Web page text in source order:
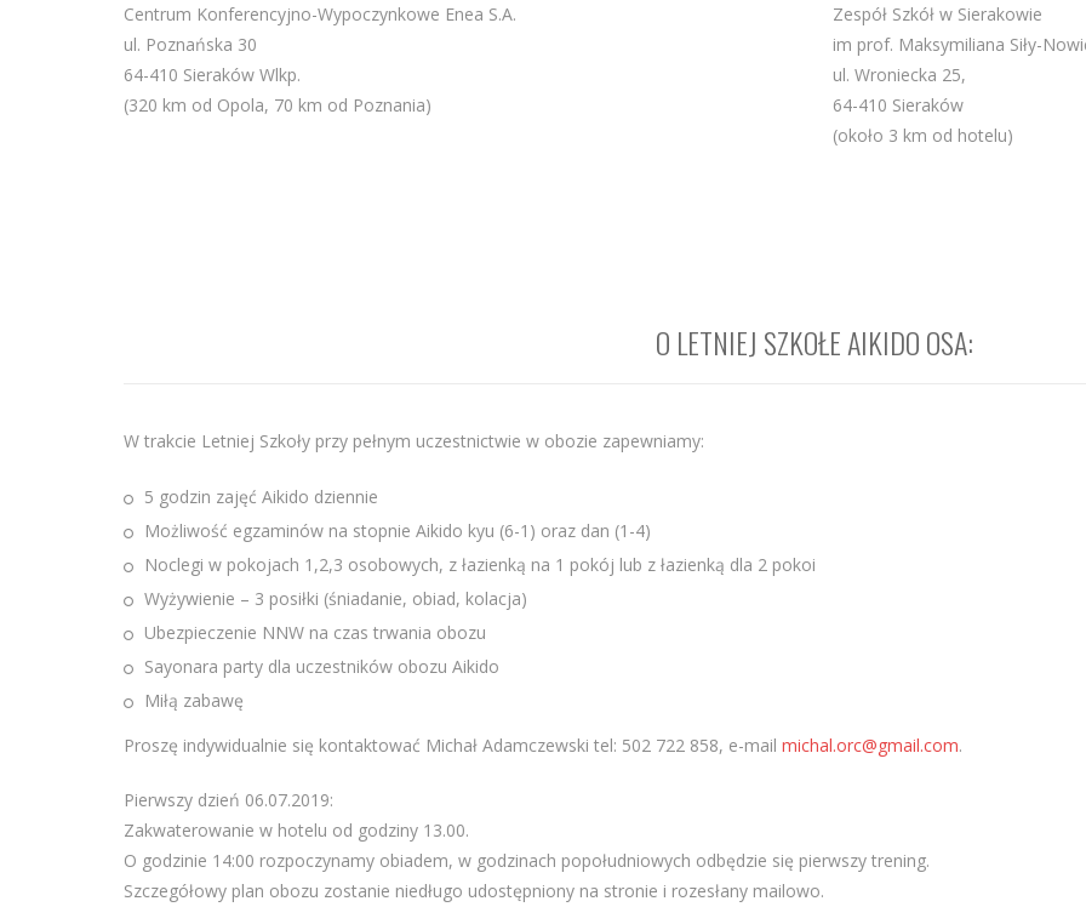
Centrum Konferencyjno-Wypoczynkowe Enea S.A.
ul. Poznańska 30
64-410 Sieraków Wlkp.
(320 km od Opola, 70 km od Poznania)
Zespół Szkół w Sierakowie
im prof. Maksymiliana Siły-
ul. Wroniecka 25,
64-410 Sieraków
(około 3 km od hotelu)
O LETNIEJ SZKOŁE AIKIDO OSA:
W trakcie Letniej Szkoły przy pełnym uczestnictwie w obozie zapewniamy:
5 godzin zajęć Aikido dziennie
Możliwość egzaminów na stopnie Aikido kyu (6-1) oraz dan (1-4)
Noclegi w pokojach 1,2,3 osobowych, z łazienką na 1 pokój lub z łazienką dla 2 pokoi
Wyżywienie – 3 posiłki (śniadanie, obiad, kolacja)
Ubezpieczenie NNW na czas trwania obozu
Sayonara party dla uczestników obozu Aikido
Miłą zabawę
Proszę indywidualnie się kontaktować Michał Adamczewski tel: 502 722 858, e-mail michal.orc@gmail.com.
Pierwszy dzień 06.07.2019:
Zakwaterowanie w hotelu od godziny 13.00.
O godzinie 14:00 rozpoczynamy obiadem, w godzinach popołudniowych odbędzie się pierwszy trening.
Szczegółowy plan obozu zostanie niedługo udostępniony na stronie i rozesłany mailowo.